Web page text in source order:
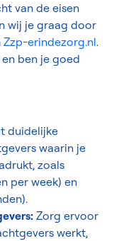
van de eisen
wij je graag door
Zzp-erindezorg.nl.
ben je goed
duidelijke
waarin je
zoals
per week) en
Zorg ervoor
werkt,